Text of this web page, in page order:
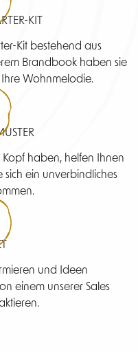
KIT
Kit bestehend aus
Brandbook haben sie
Ihre Wohnmelodie.
haben, helfen Ihnen
sich ein unverbindliches
und Ideen
einem unserer Sales